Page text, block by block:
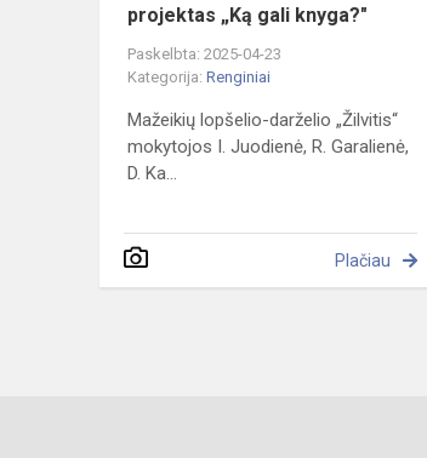
projektas „Ką gali knyga?"
Paskelbta: 2025-04-23
Kategorija: Renginiai
Mažeikių lopšelio-darželio „Žilvitis“
mokytojos I. Juodienė, R. Garalienė,
D. Ka...
Plačiau